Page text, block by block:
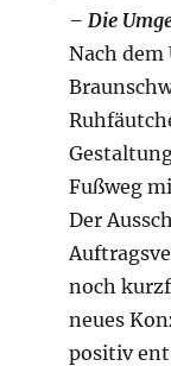
– Die
Nach dem
Fußweg
Der
noch
neues
positiv